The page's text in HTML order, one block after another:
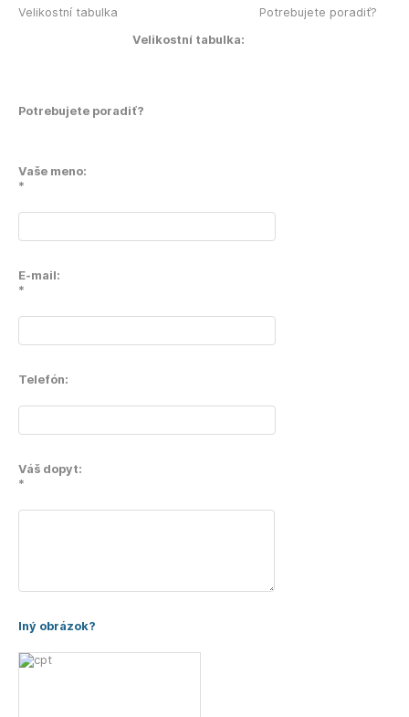
Velikostní tabulka
Velikostní tabulka:
Potrebujete poradiť?
Potrebujete poradiť?
Vaše meno:
*
E-mail:
*
Telefón:
Váš dopyt:
*
Iný obrázok?